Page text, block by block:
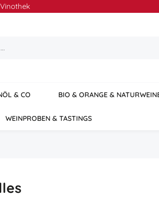
& CO BIO & ORANGE &
WEINPROBEN & TASTINGS